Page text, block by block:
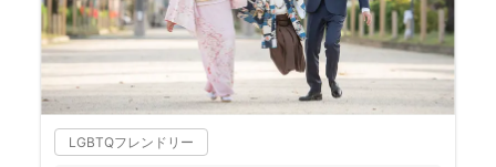
LGBTQフレンドリー